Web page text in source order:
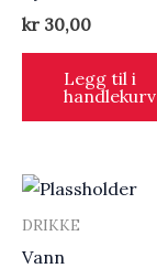
kr 30,00
Legg til i
handlekurv
DRIKKE
Vann